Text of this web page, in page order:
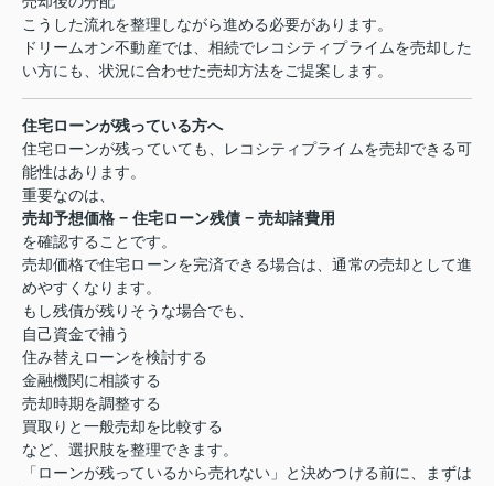
こうした流れを整理しながら進める必要があります。
ドリームオン不動産では、相続でレコシティプライムを売却した
い方にも、状況に合わせた売却方法をご提案します。
住宅ローンが残っている方へ
住宅ローンが残っていても、レコシティプライムを売却できる可
能性はあります。
重要なのは、
売却予想価格 − 住宅ローン残債 − 売却諸費用
を確認することです。
売却価格で住宅ローンを完済できる場合は、通常の売却として進
めやすくなります。
もし残債が残りそうな場合でも、
自己資金で補う
住み替えローンを検討する
金融機関に相談する
売却時期を調整する
買取りと一般売却を比較する
など、選択肢を整理できます。
「ローンが残っているから売れない」と決めつける前に、まずは